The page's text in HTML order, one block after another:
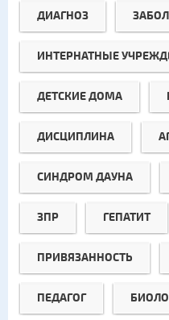
ДИАГНОЗ
ИНТЕРНАТНЫЕ
ДЕТСКИЕ ДОМА
ДИСЦИПЛИНА
СИНДРОМ ДАУНА
ЗПР ГЕПАТИТ
ПРИВЯЗАННОСТЬ
ПЕДАГОГ